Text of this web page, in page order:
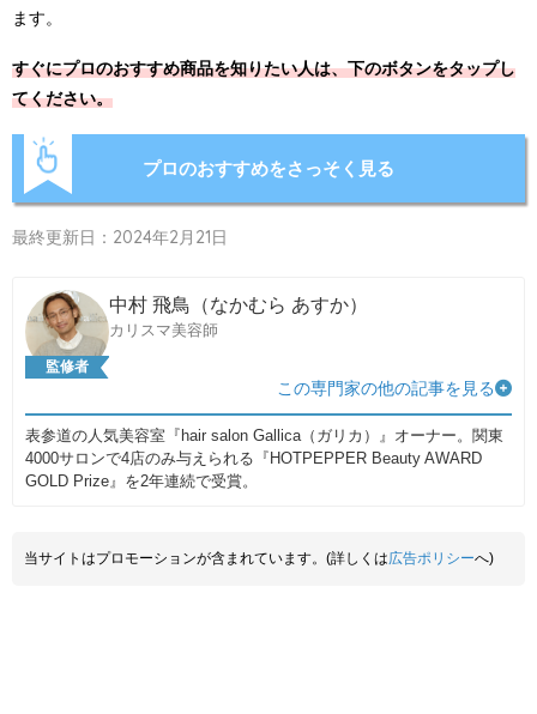
ます。
すぐにプロのおすすめ商品を知りたい人は、下のボタンをタップし
てください。
プロのおすすめをさっそく見る
最終更新日：2024年2月21日
監修者
中村 飛鳥（なかむら あすか）
カリスマ美容師
この専門家の他の記事を見る
表参道の人気美容室『hair salon Gallica（ガリカ）』オーナー。関東
4000サロンで4店のみ与えられる『HOTPEPPER Beauty AWARD
GOLD Prize』を2年連続で受賞。
当サイトはプロモーションが含まれています。(詳しくは広告ポリシーへ)